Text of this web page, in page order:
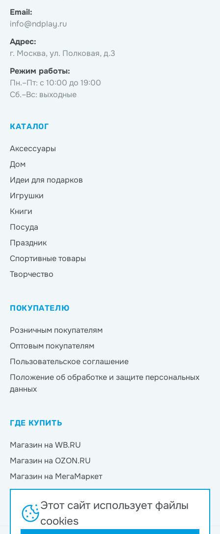
Email:
info@ndplay.ru
Адрес:
г. Москва, ул. Полковая, д.3
Режим работы:
Пн.–Пт: с 10:00 до 19:00
Сб.–Вс: выходные
КАТАЛОГ
Аксессуары
Дом
Идеи для подарков
Игрушки
Книги
Посуда
Праздник
Спортивные товары
Творчество
ПОКУПАТЕЛЮ
Розничным покупателям
Оптовым покупателям
Пользовательское соглашение
Положение об обработке и защите персональных
данных
ГДЕ КУПИТЬ
Магазин на WB.RU
Магазин на OZON.RU
Магазин на МегаМаркет
Магазин на Яндекс.Маркет
Магазин на Магнит Маркет
Этот сайт использует файлы
cookies